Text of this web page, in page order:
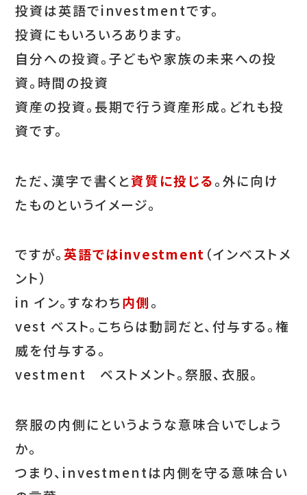
投資は英語でinvestmentです。
投資にもいろいろあります。
自分への投資。子どもや家族の未来への投
資。時間の投資
資産の投資。長期で行う資産形成。どれも投
資です。
ただ、漢字で書くと資質に投じる。外に向け
たものというイメージ。
ですが。 英語ではinvestment （インベストメ
ント）
in イン。すなわち内側。
vest ベスト。こちらは動詞だと、付与する。権
威を付与する。
vestment ベストメント。祭服、衣服。
祭服の内側にというような意味合いでしょう
か。
つまり、investmentは内側を守る意味合い